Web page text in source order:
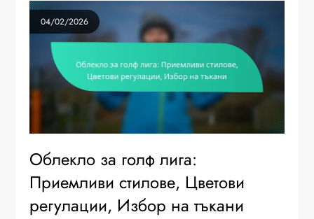
04/02/2026
Облекло за голф лига:
Приемливи стилове, Цветови
регулации, Избор на тъкани